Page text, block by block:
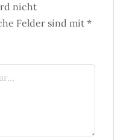
nicht
Felder sind mit*